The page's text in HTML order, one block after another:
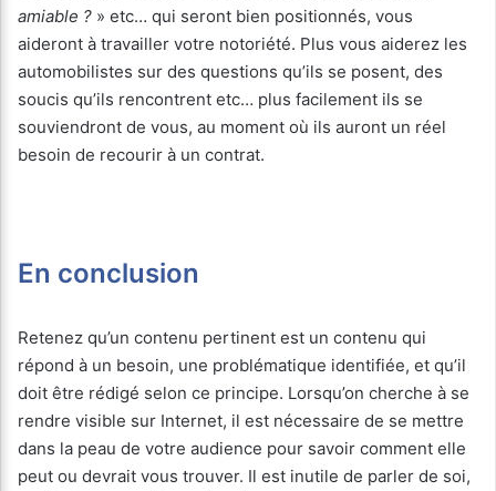
amiable ? » etc… qui seront bien positionnés, vous
aideront à travailler votre notoriété. Plus vous aiderez les
automobilistes sur des questions qu’ils se posent, des
soucis qu’ils rencontrent etc… plus facilement ils se
souviendront de vous, au moment où ils auront un réel
besoin de recourir à un contrat.
En conclusion
Retenez qu’un contenu pertinent est un contenu qui
répond à un besoin, une problématique identifiée, et qu’il
doit être rédigé selon ce principe. Lorsqu’on cherche à se
rendre visible sur Internet, il est nécessaire de se mettre
dans la peau de votre audience pour savoir comment elle
peut ou devrait vous trouver. Il est inutile de parler de soi,